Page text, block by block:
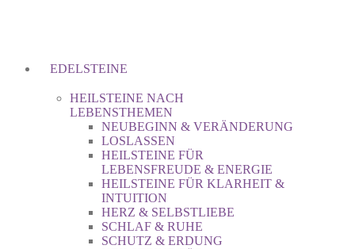
EDELSTEINE
HEILSTEINE NACH
LEBENSTHEMEN
NEUBEGINN & VERÄNDERUNG
LOSLASSEN
HEILSTEINE FÜR
LEBENSFREUDE & ENERGIE
HEILSTEINE FÜR KLARHEIT &
INTUITION
HERZ & SELBSTLIEBE
SCHLAF & RUHE
SCHUTZ & ERDUNG